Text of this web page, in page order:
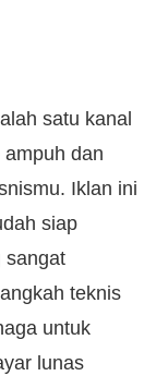
satu kanal
dan
Iklan ini
siap
sangat
teknis
untuk
lunas